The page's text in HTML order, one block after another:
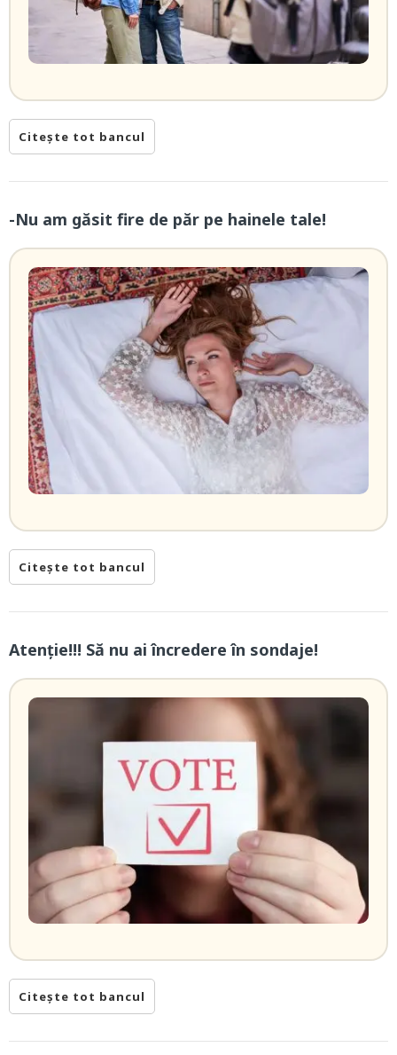
Citește tot bancul
-Nu am găsit fire de păr pe hainele tale!
Citește tot bancul
Atenție!!! Să nu ai încredere în sondaje!
Citește tot bancul